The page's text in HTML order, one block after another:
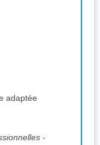
adaptée
-